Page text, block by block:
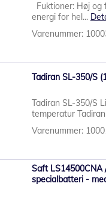
Fuktioner: Høj
energi for hel...
Varenummer:
Tadiran SL-350/S
Tadiran SL-350/S
temperatur
Varenummer:
Saft LS14500CNA
specialbatteri -